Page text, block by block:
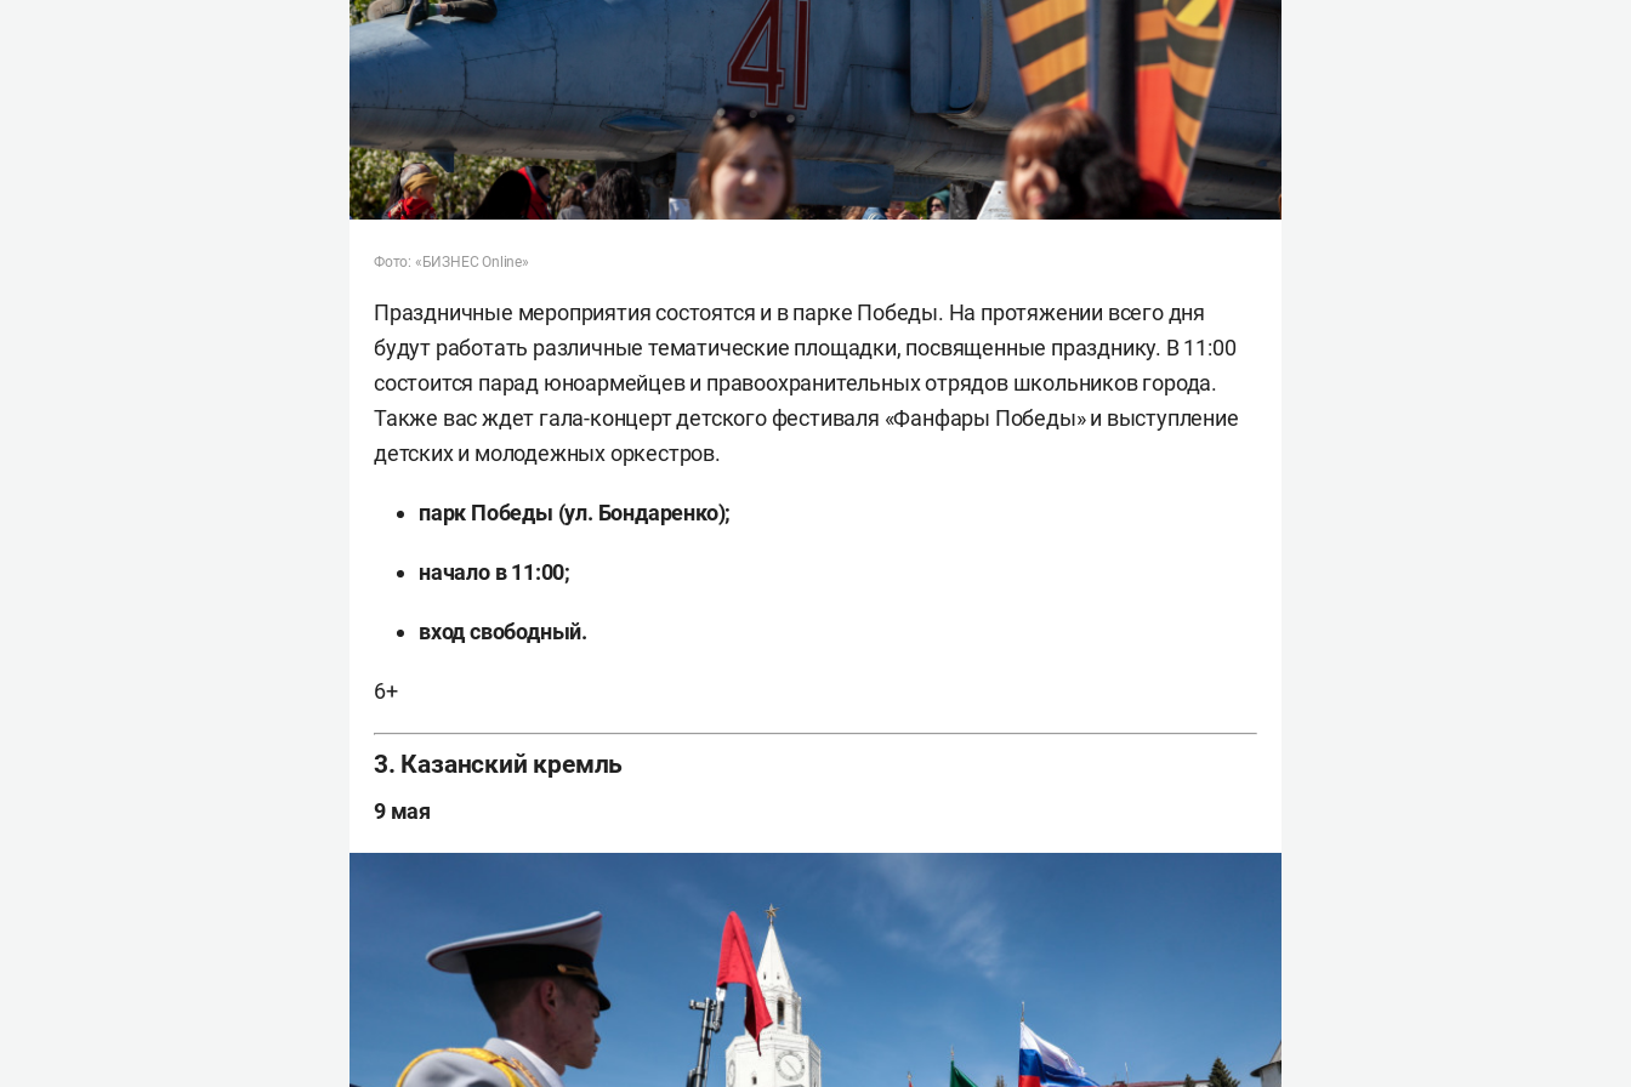
Фото: «БИЗНЕС Online»
Праздничные мероприятия состоятся и в парке Победы. На протяжении всего дня
будут работать различные тематические площадки, посвященные празднику. В 11:00
состоится парад юноармейцев и правоохранительных отрядов школьников города.
Также вас ждет гала-концерт детского фестиваля «Фанфары Победы» и выступление
детских и молодежных оркестров.
парк Победы (ул. Бондаренко);
начало в 11:00;
вход свободный.
6+
3. Казанский кремль
9 мая